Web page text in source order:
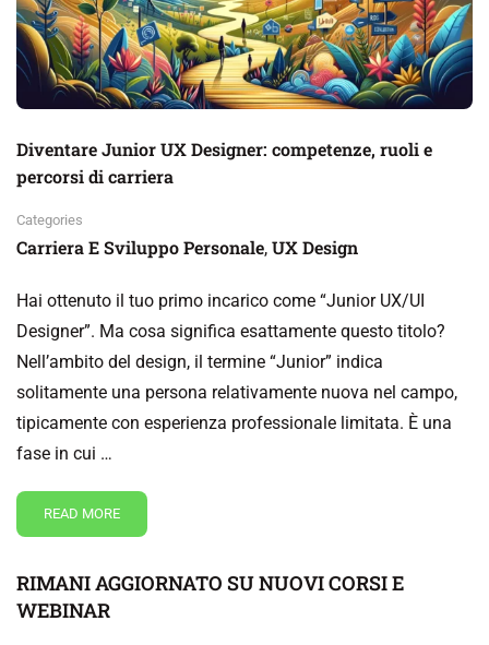
Diventare Junior UX Designer: competenze, ruoli e
percorsi di carriera
Categories
Carriera E Sviluppo Personale, UX Design
Hai ottenuto il tuo primo incarico come “Junior UX/UI
Designer”. Ma cosa significa esattamente questo titolo?
Nell’ambito del design, il termine “Junior” indica
solitamente una persona relativamente nuova nel campo,
tipicamente con esperienza professionale limitata. È una
fase in cui …
READ MORE
RIMANI AGGIORNATO SU NUOVI CORSI E
WEBINAR